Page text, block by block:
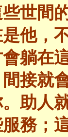
世間
他，
躺在
接就
助人
務；